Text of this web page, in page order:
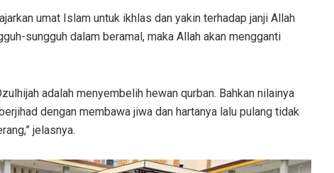
umat Islam untuk ikhlas dan yakin terhadap janji Allah
sungguh dalam beramal, maka Allah akan mengganti
adalah menyembelih hewan qurban. Bahkan nilainya
dengan membawa jiwa dan hartanya lalu pulang tidak
jelasnya.